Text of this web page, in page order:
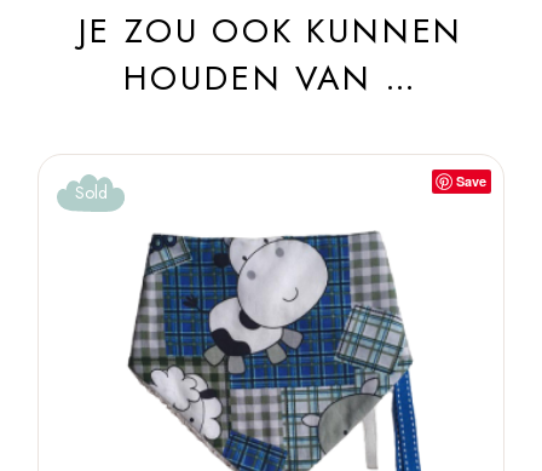
JE ZOU OOK KUNNEN
HOUDEN VAN …
Save
Sold